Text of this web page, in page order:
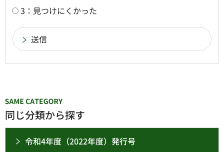
3：見つけにくかった
同じ分類から探す
令和4年度（2022年度）発行号